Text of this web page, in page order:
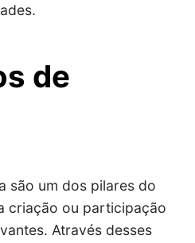
de
são um dos pilares do
criação ou participação
Através desses